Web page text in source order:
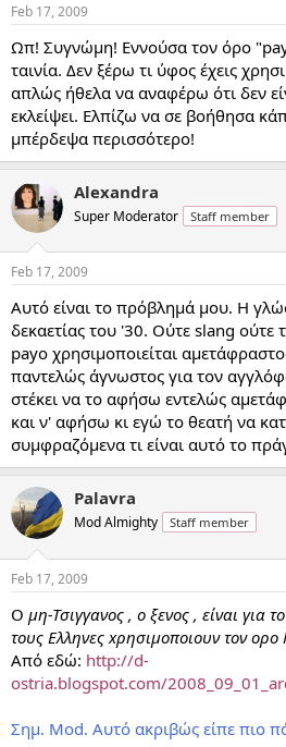
Feb 17, 2009
Ωπ! Συγνώμη! Εννούσα τον όρο
ταινία. Δεν ξέρω τι ύφος έχεις
απλώς ήθελα να αναφέρω ότι δεν
εκλείψει. Ελπίζω να σε βοήθησα
μπέρδεψα περισσότερο!
Alexandra
Super Moderator Staff member
Feb 17, 2009
Αυτό είναι το πρόβλημά μου. Η
δεκαετίας του '30. Ούτε slang ούτε
payo χρησιμοποιείται
παντελώς άγνωστος για τον
στέκει να το αφήσω εντελώς
και ν' αφήσω κι εγώ το θεατή να
συμφραζόμενα τι είναι αυτό το
Palavra
Mod Almighty Staff member
Feb 17, 2009
Ο μη-Τσιγγανος , ο ξενος , είναι για
τους Ελληνες xρησιμοποιουν τον
Από εδώ: http://d-
ostria.blogspot.com/
Σημ. Mod. Αυτό ακριβώς είπε πιο